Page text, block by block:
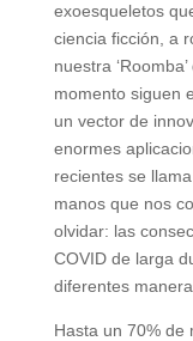
exoesqueletos
ciencia ficción, a
nuestra
momento siguen
un vector de
enormes
recientes se
manos que nos
olvidar: las
COVID de larga
diferentes
Hasta un 70% de